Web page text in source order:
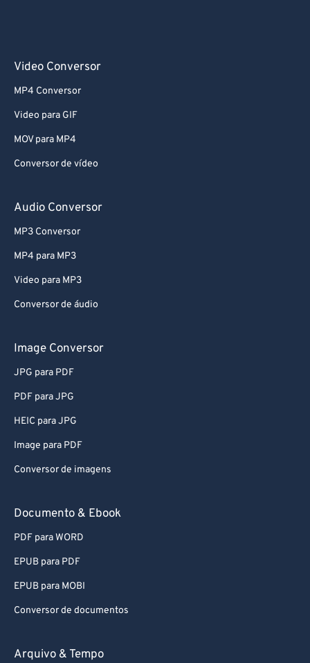
Video Conversor
MP4 Conversor
Video para GIF
MOV para MP4
Conversor de vídeo
Audio Conversor
MP3 Conversor
MP4 para MP3
Video para MP3
Conversor de áudio
Image Conversor
JPG para PDF
PDF para JPG
HEIC para JPG
Image para PDF
Conversor de imagens
Documento & Ebook
PDF para WORD
EPUB para PDF
EPUB para MOBI
Conversor de documentos
Arquivo & Tempo